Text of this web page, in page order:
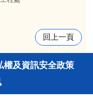
回上一頁
權及資訊安全政策